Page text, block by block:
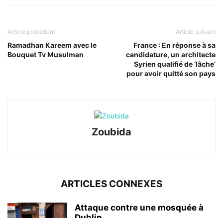
Article précédent
Ramadhan Kareem avec le
Bouquet Tv Musulman
Article suivant
France : En réponse à sa
candidature, un architecte
Syrien qualifié de ‘lâche’
pour avoir quitté son pays
Zoubida
ARTICLES CONNEXES
Attaque contre une mosquée à